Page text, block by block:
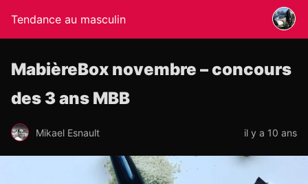
Tendance au masculin
MabièreBox novembre – concours
des 3 ans MBB
Mikael Esnault il y a 10 ans